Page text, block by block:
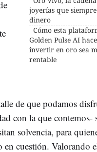
joyerías que
dinero
Cómo esta
Golden Pulse AI
invertir en oro sea
rentable
de que podamos
con la que contemos-
solvencia, para
cuestión. Valorando